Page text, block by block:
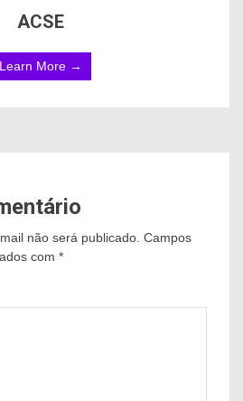
ACSE
Learn More →
não será publicado. Campos
com *